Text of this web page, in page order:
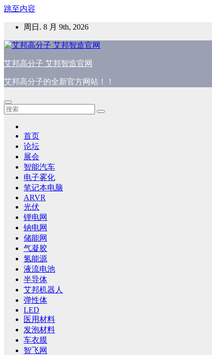
跳至内容
周日. 8 月 9th, 2026
艾邦高分子 艾邦智造官网
艾邦高分子的全新官方网站！！
首页
论坛
展会
智能汽车
电子雾化
笔记本电脑
ARVR
光伏
锂电网
钠电网
储能网
气凝胶
氢能源
液流电池
半导体
艾邦机器人
弹性体
LED
医用材料
发泡材料
车衣膜
智飞网